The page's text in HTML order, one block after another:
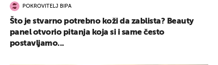
POKROVITELJ BIPA
Što je stvarno potrebno koži da zablista? Beauty
panel otvorio pitanja koja si i same često
postavljamo...